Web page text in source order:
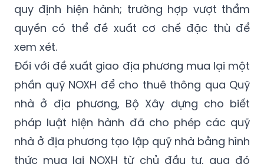
quy định hiện hành; trường hợp vượt thẩm
quyền có thể đề xuất cơ chế đặc thù để
xem xét.
Đối với đề xuất giao địa phương mua lại một
phần quỹ NOXH để cho thuê thông qua Quỹ
nhà ở địa phương, Bộ Xây dựng cho biết
pháp luật hiện hành đã cho phép các quỹ
nhà ở địa phương tạo lập quỹ nhà bằng hình
thức mua lại NOXH từ chủ đầu tư, qua đó